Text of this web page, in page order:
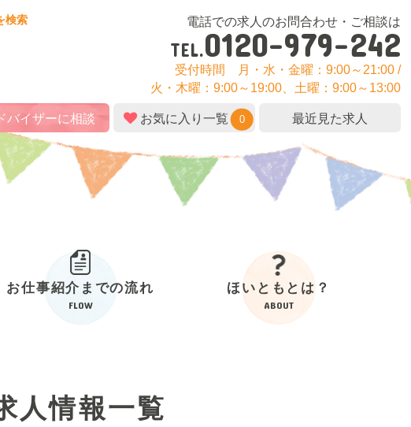
検索 電話での求人のお問合わせ・ご相談は
TEL.0120-979-242
受付時間
月・水・金曜：9:00～21:00 /
火・木曜：9:00～19:00、土曜：9:00～13:00
バイザーに相談 お気に入り一覧 0 最近見た求人
お仕事紹介 までの流れ
FLOW
ほいともとは？
ABOUT
人情報一覧